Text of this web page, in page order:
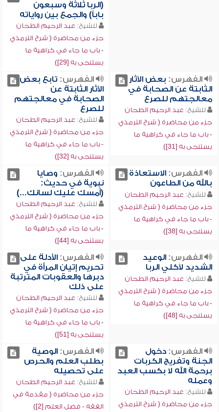
(الربا ثلاثة وسبعون
باباً) والجمع بين رواياته
للشيخ: عبد الرحيم الطحان
جزء من محاضرة ( شرح الترمذي
- باب ما جاء في كراهية ما
يستنجى به [29])
الفهرس: بعض الآثار
الثابتة عن الصحابة في
معالجتهم للصرع
للشيخ: عبد الرحيم الطحان
جزء من محاضرة ( شرح الترمذي
- باب ما جاء في كراهية ما
يستنجى به [31])
الفهرس: تابع بعض
الآثار الثابتة عن
الصحابة في معالجتهم
للصرع
للشيخ: عبد الرحيم الطحان
جزء من محاضرة ( شرح الترمذي
- باب ما جاء في كراهية ما
يستنجى به [32])
الفهرس:الاستعاذة
بالله من الطاعون
للشيخ: عبد الرحيم الطحان
جزء من محاضرة ( شرح الترمذي
- باب ما جاء في كراهية ما
يستنجى به [38])
الفهرس: وصايا
نبوية في حديث:
(أمسك عليك لسانك...)
للشيخ: عبد الرحيم الطحان
جزء من محاضرة ( شرح الترمذي
- باب ما جاء في كراهية ما
يستنجى به [44])
الفهرس:الوعيد
الشديد لآكلي الربا
للشيخ: عبد الرحيم الطحان
جزء من محاضرة ( شرح الترمذي
- باب ما جاء في كراهية ما
يستنجى به [48])
الفهرس:الأدلة على
تحريم إتيان المرأة في
دبرها والعقوبات المترتبة
على ذلك
للشيخ: عبد الرحيم الطحان
جزء من محاضرة ( شرح الترمذي
- باب ما جاء في كراهية ما
يستنجى به [51])
الفهرس:دخول
الجنة وتفريج الكربات
برحمة الله لا بكسب العبد
وعمله
للشيخ: عبد الرحيم الطحان
جزء من محاضرة ( شرح الترمذي
الفهرس:الوصية
بطلب العلم والحرص
على تحصيله
للشيخ: عبد الرحيم الطحان
جزء من محاضرة ( مقدمة في
الفقه - فضل العلم [2])